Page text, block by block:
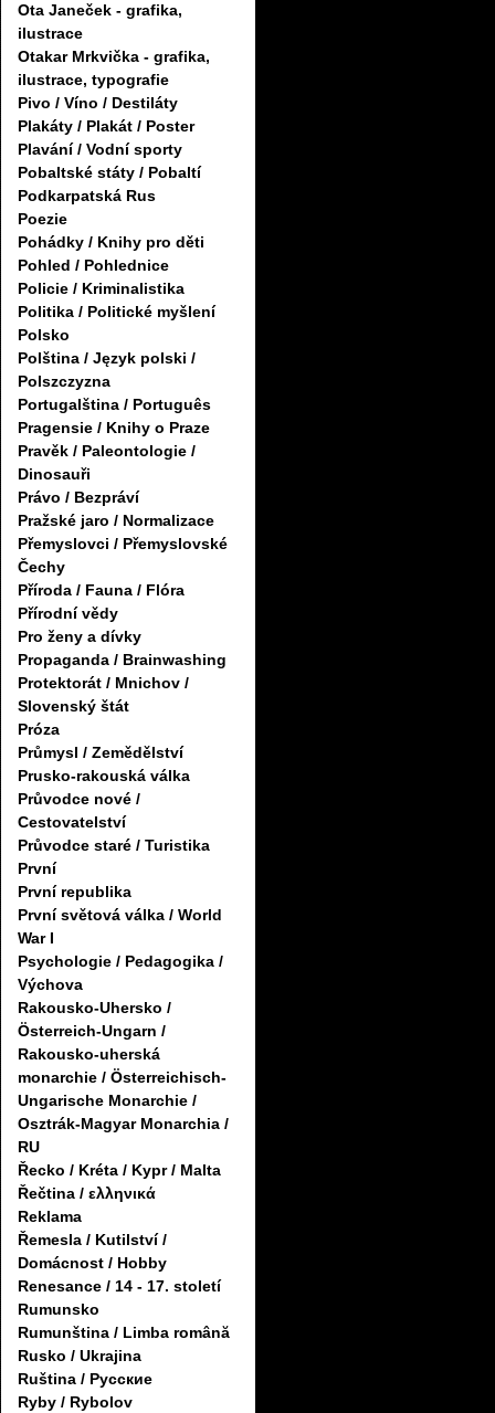
Ota Janeček - grafika,
ilustrace
Otakar Mrkvička - grafika,
ilustrace, typografie
Pivo / Víno / Destiláty
Plakáty / Plakát / Poster
Plavání / Vodní sporty
Pobaltské státy / Pobaltí
Podkarpatská Rus
Poezie
Pohádky / Knihy pro děti
Pohled / Pohlednice
Policie / Kriminalistika
Politika / Politické myšlení
Polsko
Polština / Język polski /
Polszczyzna
Portugalština / Português
Pragensie / Knihy o Praze
Pravěk / Paleontologie /
Dinosauři
Právo / Bezpráví
Pražské jaro / Normalizace
Přemyslovci / Přemyslovské
Čechy
Příroda / Fauna / Flóra
Přírodní vědy
Pro ženy a dívky
Propaganda / Brainwashing
Protektorát / Mnichov /
Slovenský štát
Próza
Průmysl / Zemědělství
Prusko-rakouská válka
Průvodce nové /
Cestovatelství
Průvodce staré / Turistika
První
První republika
První světová válka / World
War I
Psychologie / Pedagogika /
Výchova
Rakousko-Uhersko /
Österreich-Ungarn /
Rakousko-uherská
monarchie / Österreichisch-
Ungarische Monarchie /
Osztrák-Magyar Monarchia /
RU
Řecko / Kréta / Kypr / Malta
Řečtina / ελληνικά
Reklama
Řemesla / Kutilství /
Domácnost / Hobby
Renesance / 14 - 17. století
Rumunsko
Rumunština / Limba română
Rusko / Ukrajina
Ruština / Русские
Ryby / Rybolov